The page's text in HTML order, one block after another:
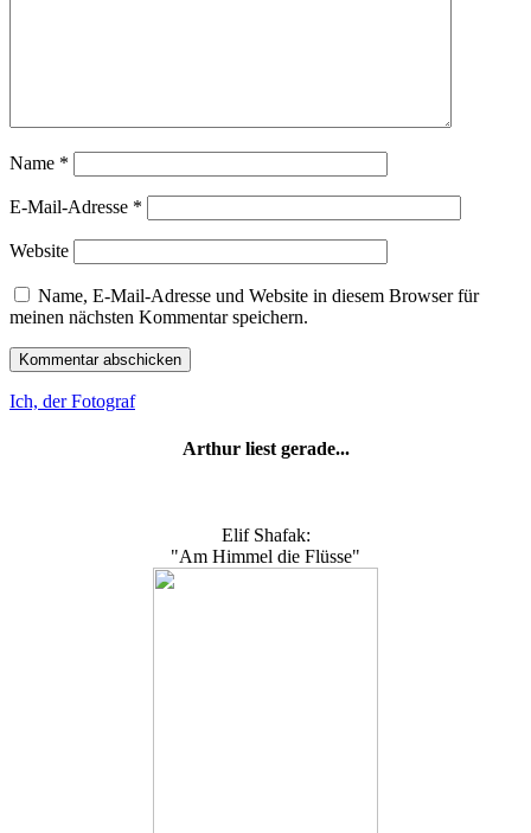
Name *
E-Mail-Adresse *
Website
Name, E-Mail-Adresse und Website in diesem Browser für
meinen nächsten Kommentar speichern.
Ich, der Fotograf
Arthur liest gerade...
Elif Shafak:
"Am Himmel die Flüsse"